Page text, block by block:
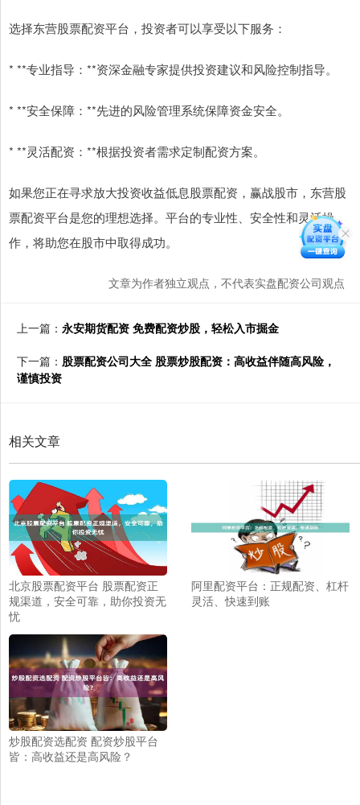
选择东营股票配资平台，投资者可以享受以下服务：
* **专业指导：**资深金融专家提供投资建议和风险控制指导。
* **安全保障：**先进的风险管理系统保障资金安全。
* **灵活配资：**根据投资者需求定制配资方案。
如果您正在寻求放大投资收益低息股票配资，赢战股市，东营股
票配资平台是您的理想选择。平台的专业性、安全性和灵活操
作，将助您在股市中取得成功。
文章为作者独立观点，不代表实盘配资公司观点
上一篇： 永安期货配资 免费配资炒股，轻松入市掘金
下一篇： 股票配资公司大全 股票炒股配资：高收益伴随高风险，
谨慎投资
相关文章
北京股票配资平台 股票配资正
规渠道，安全可靠，助你投资无
忧
阿里配资平台：正规配资、杠杆
灵活、快速到账
炒股配资选配资 配资炒股平台
皆：高收益还是高风险？